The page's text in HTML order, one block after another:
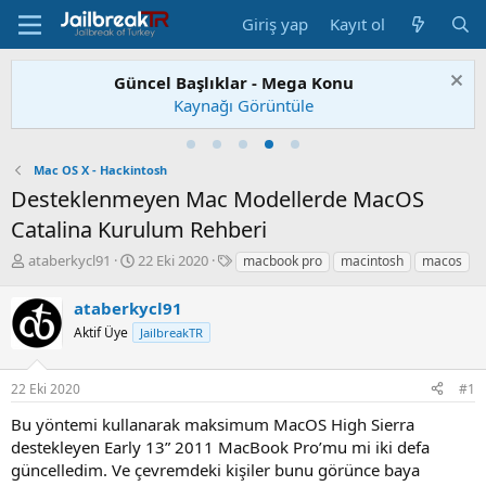
Giriş yap Kayıt ol
Güncel Başlıklar - Mega Konu
Kaynağı Görüntüle
Mac OS X - Hackintosh
Desteklenmeyen Mac Modellerde MacOS
Catalina Kurulum Rehberi
K
n
u
S
h
i
ataberkycl91
B
l
a
g
t
a
r
22 Eki 2020
E
l
macbook pro macintosh macos
ataberkycl91
Aktif Üye JailbreakTR
22 Eki 2020 #1
Bu yöntemi kullanarak maksimum MacOS High Sierra
destekleyen Early 13” 2011 MacBook Pro’mu mi iki defa
güncelledim. Ve çevremdeki kişiler bunu görünce baya